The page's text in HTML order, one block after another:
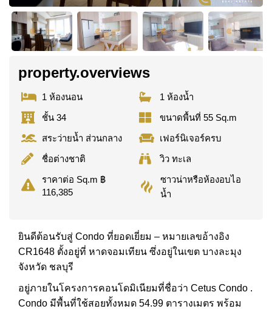
property.overviews
1 ห้องนอน
1 ห้องน้ำ
ชั้น 34
ขนาดพื้นที่ 55 Sq.m
สระว่ายน้ำ ส่วนกลาง
เฟอร์นิเจอร์ครบ
ชื่อต่างชาติ
วิว ทะเล
ราคาต่อ Sq.m ฿
116,385
ซาวน่าหรือห้องอบไอ
น้ำ
ยินดีต้อนรับสู่ Condo ที่ยอดเยี่ยม – หมายเลขอ้างอิง
CR1648 ตั้งอยู่ที่ หาดจอมเทียน ซึ่งอยู่ในเขต บางละมุง
จังหวัด ชลบุรี
อยู่ภายในโครงการคอนโดมิเนียมที่ชื่อว่า Cetus Condo .
Condo มีพื้นที่ใช้สอยทั้งหมด 54.99 ตารางเมตร พร้อม